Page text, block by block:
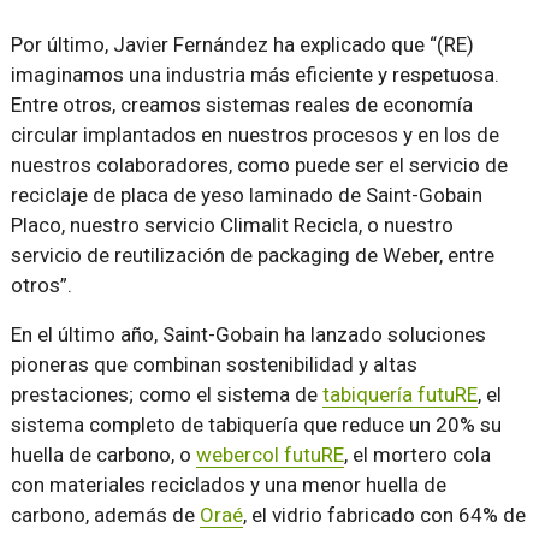
Por último, Javier Fernández ha explicado que “(RE)
imaginamos una industria más eficiente y respetuosa.
Entre otros, creamos sistemas reales de economía
circular implantados en nuestros procesos y en los de
nuestros colaboradores, como puede ser el servicio de
reciclaje de placa de yeso laminado de Saint-Gobain
Placo, nuestro servicio Climalit Recicla, o nuestro
servicio de reutilización de packaging de Weber, entre
otros”.
En el último año, Saint-Gobain ha lanzado soluciones
pioneras que combinan sostenibilidad y altas
prestaciones; como el sistema de tabiquería futuRE, el
sistema completo de tabiquería que reduce un 20% su
huella de carbono, o webercol futuRE, el mortero cola
con materiales reciclados y una menor huella de
carbono, además de Oraé, el vidrio fabricado con 64% de